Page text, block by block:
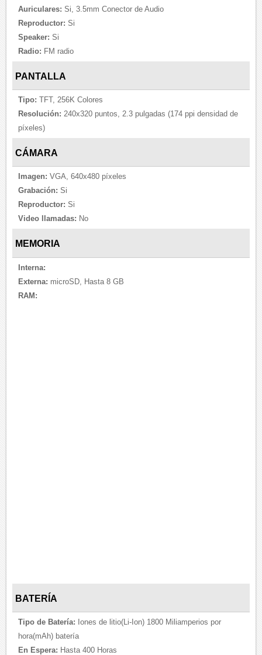
Auriculares: Si, 3.5mm Conector de Audio
Reproductor: Si
Speaker: Si
Radio: FM radio
PANTALLA
Tipo: TFT, 256K Colores
Resolución: 240x320 puntos, 2.3 pulgadas (174 ppi densidad de
píxeles)
CÁMARA
Imagen: VGA, 640x480 píxeles
Grabación: Si
Reproductor: Si
Video llamadas: No
MEMORIA
Interna:
Externa: microSD, Hasta 8 GB
RAM:
BATERÍA
Tipo de Batería: Iones de litio(Li-Ion) 1800 Miliamperios por
hora(mAh) batería
En Espera: Hasta 400 Horas